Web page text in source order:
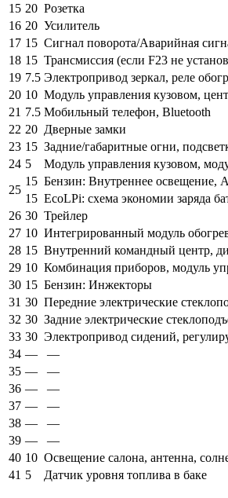
15 20 Розетка
16 20 Усилитель
17 15 Сигнал поворота/Аварийная
18 15 Трансмиссия (если F23 не
19 7.5 Электропривод зеркал, реле
20 10 Модуль управления кузовом,
21 7.5 Мобильный телефон, Bluetooth
22 20 Дверные замки
23 15 Задние/габаритные огни,
24 5
Модуль управления кузовом,
25
15 Бензин: Внутреннее освещение,
15 EcoLPi: схема экономии заряда
26 30 Трейлер
27 10 Интегрированный модуль
28 15 Внутренний командный центр,
29 10 Комбинация приборов, модуль
30 15 Бензин: Инжекторы
31 30 Передние электрические
32 30 Задние электрические
33 30 Электропривод сидений,
34 —
—
35 —
—
36 —
—
37 —
—
38 —
—
39 —
—
40 10 Освещение салона, антенна,
41 5
Датчик уровня топлива в баке